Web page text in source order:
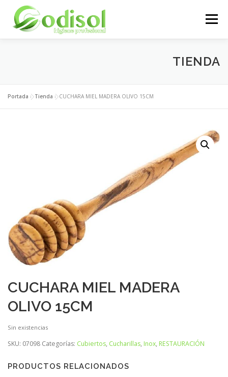
contenido
Menú
ÁREA CLIENTES CONTACTO
TIENDA
Portada »Tienda »CUCHARA MIEL MADERA OLIVO 15CM
CUCHARA MIEL MADERA
OLIVO 15CM
Sin existencias
SKU: 07098 Categorías: Cubiertos, Cucharillas, Inox, RESTAURACIÓN
PRODUCTOS RELACIONADOS